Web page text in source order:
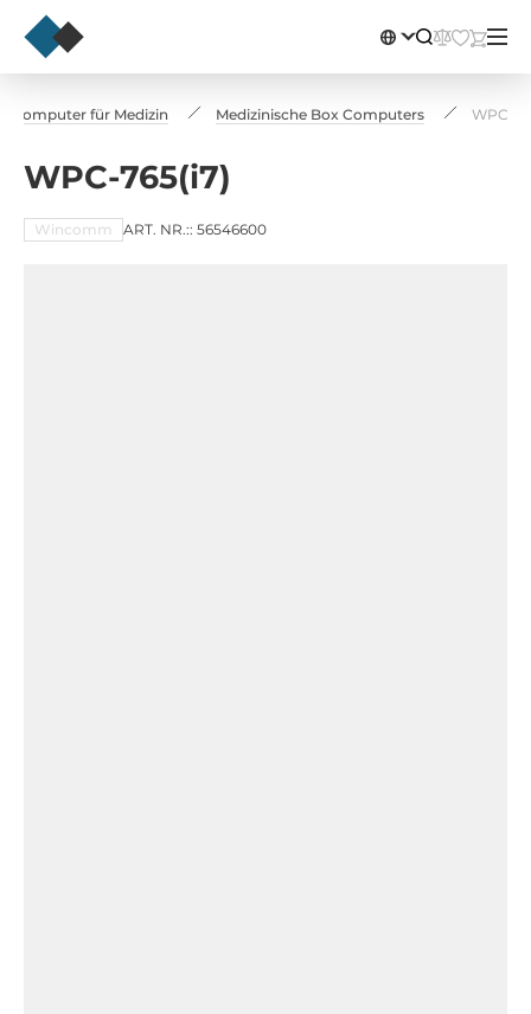
Computer für Medizin Medizinische Box Computers WPC-
WPC-765(i7)
Wincomm ART. NR.:: 56546600